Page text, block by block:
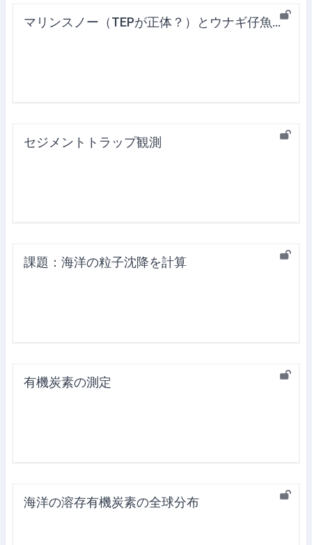
マリンスノー（TEPが正体？）とウナギ仔魚の摂餌
セジメントトラップ観測
課題：海洋の粒子沈降を計算
有機炭素の測定
海洋の溶存有機炭素の全球分布